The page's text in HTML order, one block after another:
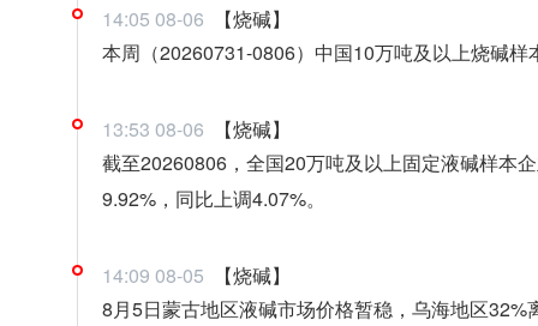
14:05 08-06
【烧碱】
本周（20260731-0806）中国10万吨及以上烧碱
13:53 08-06
【烧碱】
截至20260806，全国20万吨及以上固定液碱样本
9.92%，同比上调4.07%。
14:09 08-05
【烧碱】
8月5日蒙古地区液碱市场价格暂稳，乌海地区